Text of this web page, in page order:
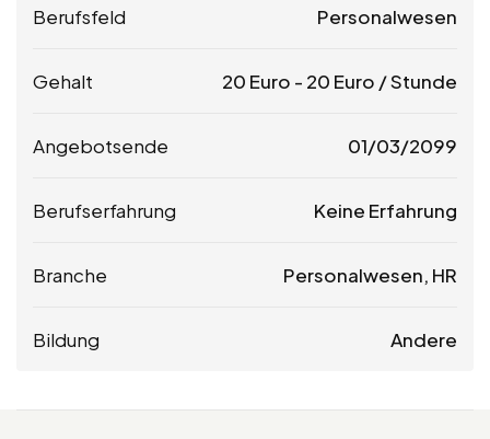
Berufsfeld Personalwesen
Gehalt 20 Euro - 20 Euro / Stunde
Angebotsende 01/03/2099
Berufserfahrung Keine Erfahrung
Branche Personalwesen, HR
Bildung Andere